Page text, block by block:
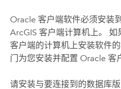
Oracle 客户端软件必须安装
ArcGIS 客户端计算机上。
客户端的计算机上安装软件
门为您安装并配置 Oracle 客
请安装与要连接到的数据库